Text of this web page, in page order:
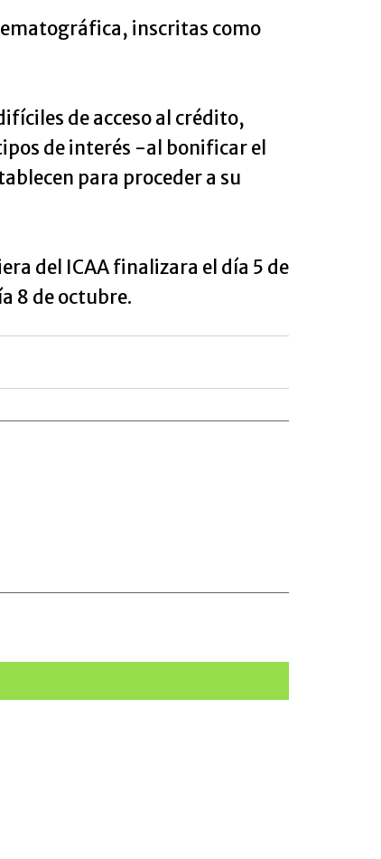
inscritas como
de acceso al crédito,
de interés -al bonificar el
para proceder a su
del ICAA finalizara el día 5 de
8 de octubre.